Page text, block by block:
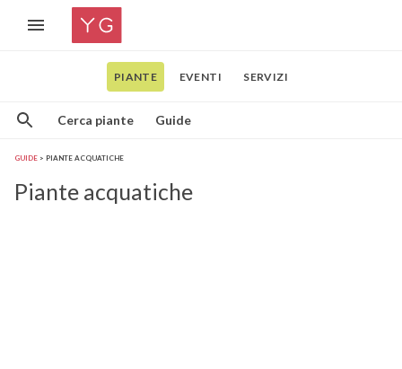
PIANTE EVENTI SERVIZI
Cerca piante Guide
GUIDE PIANTE ACQUATICHE
Piante acquatiche